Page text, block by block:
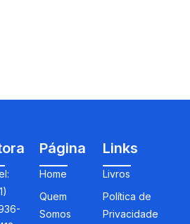
Página
Home
Quem
Somos
Links
Livros
Política de
Privacidade